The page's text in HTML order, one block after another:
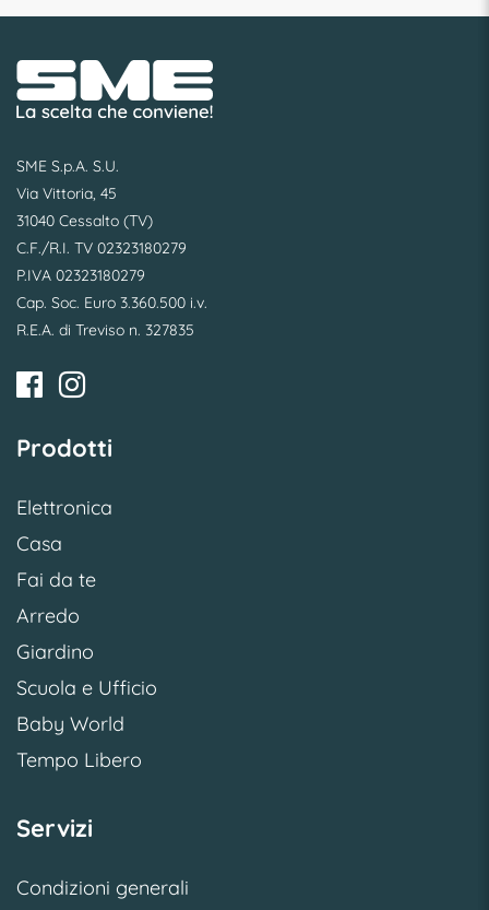
SME S.p.A. S.U.
Via Vittoria, 45
31040 Cessalto (TV)
C.F./R.I. TV 02323180279
P.IVA 02323180279
Cap. Soc. Euro 3.360.500 i.v.
R.E.A. di Treviso n. 327835
Prodotti
Elettronica
Casa
Fai da te
Arredo
Giardino
Scuola e Ufficio
Baby World
Tempo Libero
Servizi
Condizioni generali